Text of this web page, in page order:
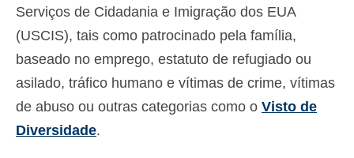
Serviços de Cidadania e Imigração dos EUA
(USCIS), tais como patrocinado pela família,
baseado no emprego, estatuto de refugiado ou
asilado, tráfico humano e vítimas de crime, vítimas
de abuso ou outras categorias como o Visto de
Diversidade.